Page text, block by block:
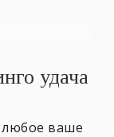
удача
ваше